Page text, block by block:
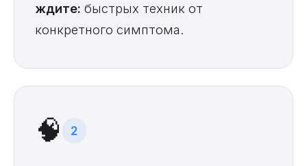
ждите: быстрых техник от
конкретного симптома.
🧠 2